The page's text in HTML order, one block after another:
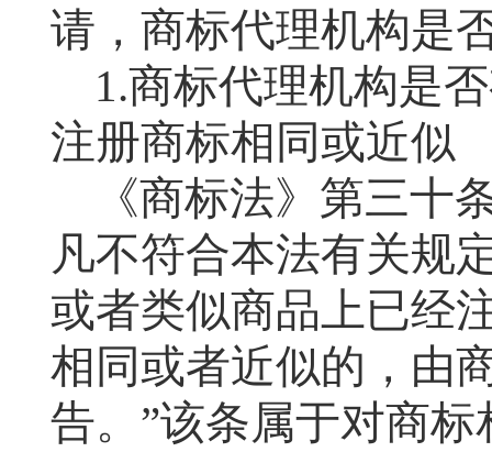
请，商标代理机构是
1.商标代理机构是
注册商标相同或近似
《商标法》第三十
凡不符合本法有关规
或者类似商品上已经
相同或者近似的，由
告。”该条属于对商